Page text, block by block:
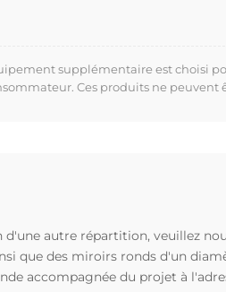
supplémentaire est choisi
Ces produits ne peuvent
autre répartition, veuillez
que des miroirs ronds d'un
accompagnée du projet à